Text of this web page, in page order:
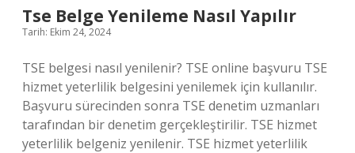
Tse Belge Yenileme Nasıl Yapılır
Tarih: Ekim 24, 2024
TSE belgesi nasıl yenilenir? TSE online başvuru TSE
hizmet yeterlilik belgesini yenilemek için kullanılır.
Başvuru sürecinden sonra TSE denetim uzmanları
tarafından bir denetim gerçekleştirilir. TSE hizmet
yeterlilik belgeniz yenilenir. TSE hizmet yeterlilik